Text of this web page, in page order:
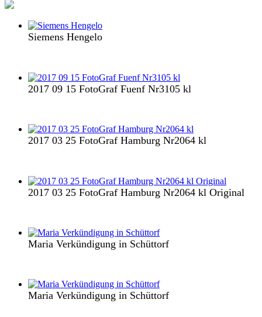
Siemens Hengelo
2017 09 15 FotoGraf Fuenf Nr3105 kl
2017 03 25 FotoGraf Hamburg Nr2064 kl
2017 03 25 FotoGraf Hamburg Nr2064 kl Original
Maria Verkündigung in Schüttorf
Maria Verkündigung in Schüttorf